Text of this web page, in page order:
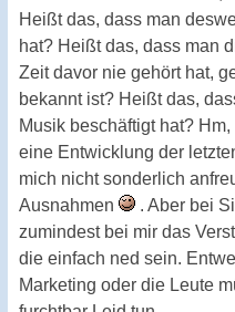
Heißt das, dass man
hat? Heißt das, dass man
Zeit davor nie gehört hat,
bekannt ist? Heißt das,
Musik beschäftigt hat?
eine Entwicklung der
mich nicht sonderlich
Ausnahmen
. Aber bei
zumindest bei mir das
die einfach ned sein.
Marketing oder die Leute